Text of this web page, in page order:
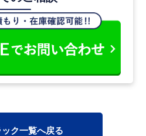
す。
感・燃費コントロールに優れ、ベ
める仕様です。
ク一覧へ戻る